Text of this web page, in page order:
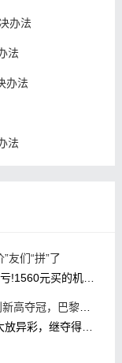
办法
法
办法
法
友们“拼”了
最近，不少提前买了五一机票的网友大呼吃亏!1560元买的机票现在卖580元，关键是我3个人，意味着白送了3K;买的时候1800元，现在800元?我还两
，巴黎奥运冲金有
2024年全国体操锦标赛上，16岁的邱祺缘大放异彩，继夺得全能金牌之后，又在高低杠比赛中放大招，使用了目前高低杠比赛的最高难度7.2，